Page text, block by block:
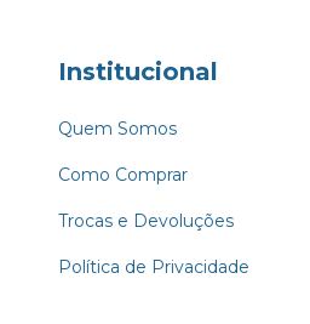
Institucional
Quem Somos
Como Comprar
Trocas e Devoluções
Política de Privacidade